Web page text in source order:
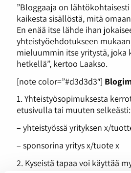
”Bloggaaja on lähtökohtaisesti
kaikesta sisällöstä, mitä
En enää itse lähde ihan
yhteistyöehdotukseen
mieluummin itse yritystä, joka
hetkellä”, kertoo Laakso.
[note color=”#d3d3d3″]
1. Yhteistyösopimuksesta
etusivulla tai muuten selkeästi:
– yhteistyössä yrityksen x/
– sponsorina yritys x/tuote x
2. Kyseistä tapaa voi käyttää